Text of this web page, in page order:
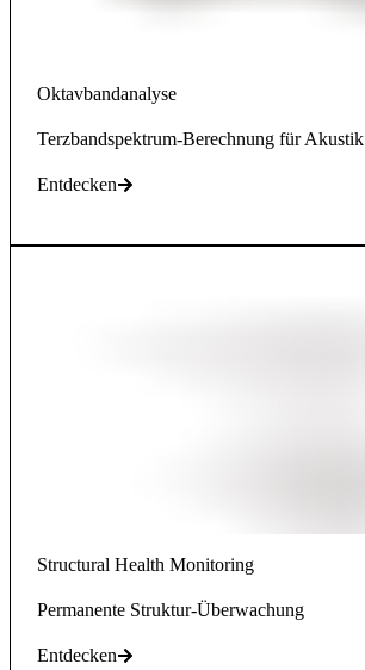
Oktavbandanalyse
Terzbandspektrum-Berechnung für Akustik
Entdecken
Structural Health Monitoring
Permanente Struktur-Überwachung
Entdecken